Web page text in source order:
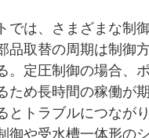
では、さまざまな制
品取替の周期は制御
。定圧制御の場合、
ため長時間の稼働が
とトラブルにつながり
御や受水槽一体形の